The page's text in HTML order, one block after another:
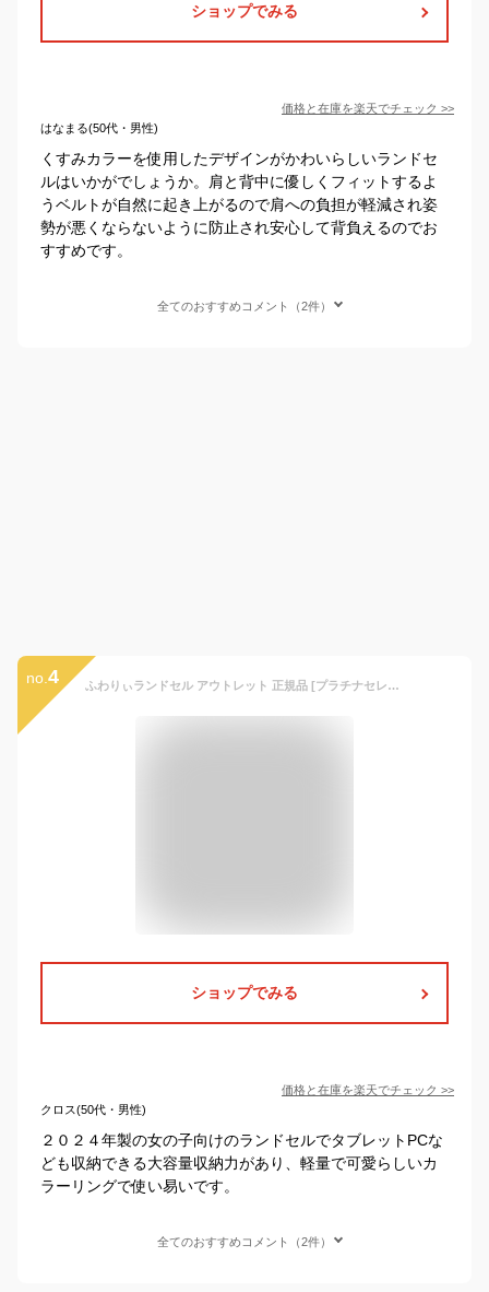
ショップでみる
価格と在庫を楽天でチェック >>
はなまる(50代・男性)
くすみカラーを使用したデザインがかわいらしいランドセ
ルはいかがでしょうか。肩と背中に優しくフィットするよ
うベルトが自然に起き上がるので肩への負担が軽減され姿
勢が悪くならないように防止され安心して背負えるのでお
すすめです。
全てのおすすめコメント（2件）
no. 4 ふわりぃランドセル アウトレット 正規品 [プラチナセレクト 女の子 2025年度モデル] 型落ち チェストベルト 日本製 軽量 軽い 協和 紫 ピンク 新品 公式 可愛い 青 ネイビー 6年間修理保証 大容量 大きい 反射 光る かわいい ハート A4フラットファイル タブレットPC
ショップでみる
価格と在庫を楽天でチェック >>
クロス(50代・男性)
２０２４年製の女の子向けのランドセルでタブレットPCな
ども収納できる大容量収納力があり、軽量で可愛らしいカ
ラーリングで使い易いです。
全てのおすすめコメント（2件）